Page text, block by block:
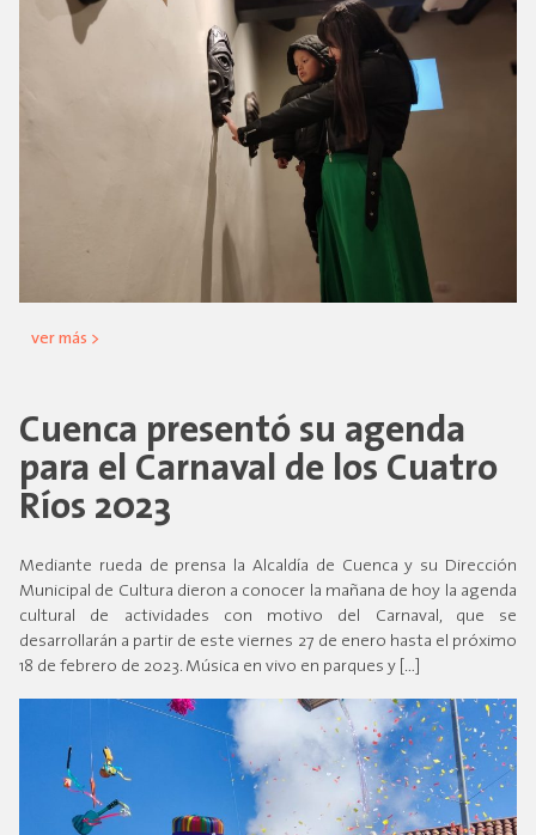
ver más >
Cuenca presentó su agenda
para el Carnaval de los Cuatro
Ríos 2023
Mediante rueda de prensa la Alcaldía de Cuenca y su Dirección
Municipal de Cultura dieron a conocer la mañana de hoy la agenda
cultural de actividades con motivo del Carnaval, que se
desarrollarán a partir de este viernes 27 de enero hasta el próximo
18 de febrero de 2023. Música en vivo en parques y […]